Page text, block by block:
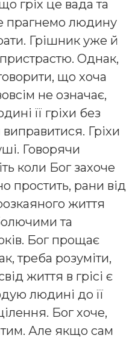
гріх це вада та
прагнемо людину
Грішник уже й
Однак,
що хоча
не означає,
її гріхи без
Гріхи
Говорячи
коли Бог захоче
простить, рани від
життя
та
Бог прощає
треба розуміти,
життя в грісі є
людині до її
Бог хоче,
Але якщо сам